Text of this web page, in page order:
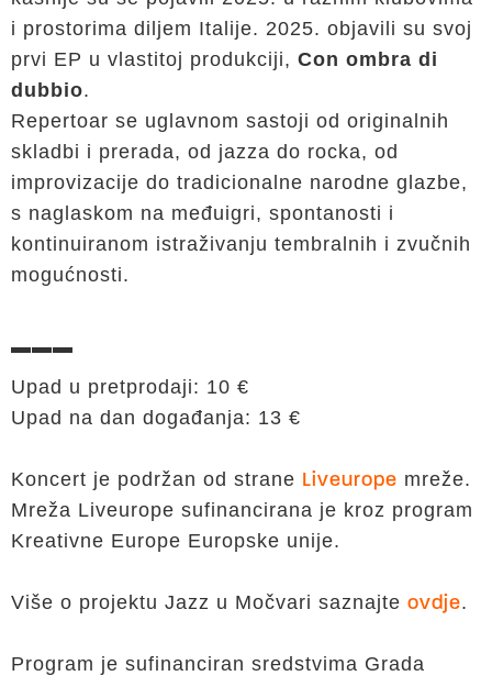
i prostorima diljem Italije. 2025. objavili su svoj
prvi EP u vlastitoj produkciji, Con ombra di
dubbio.
Repertoar se uglavnom sastoji od originalnih
skladbi i prerada, od jazza do rocka, od
improvizacije do tradicionalne narodne glazbe,
s naglaskom na međuigri, spontanosti i
kontinuiranom istraživanju tembralnih i zvučnih
mogućnosti.
▬▬▬
Upad u pretprodaji: 10 €
Upad na dan događanja: 13 €
Koncert je podržan od strane Liveurope mreže.
Mreža Liveurope sufinancirana je kroz program
Kreativne Europe Europske unije.
Više o projektu Jazz u Močvari saznajte ovdje.
Program je sufinanciran sredstvima Grada